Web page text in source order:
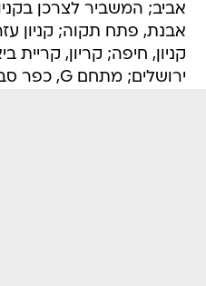
אביב; המשביר לצרכן
אבנת, פתח תקוה; קניון
קניון, חיפה; קריון, קריית
ירושלים; מתחם G, כפר סבא.